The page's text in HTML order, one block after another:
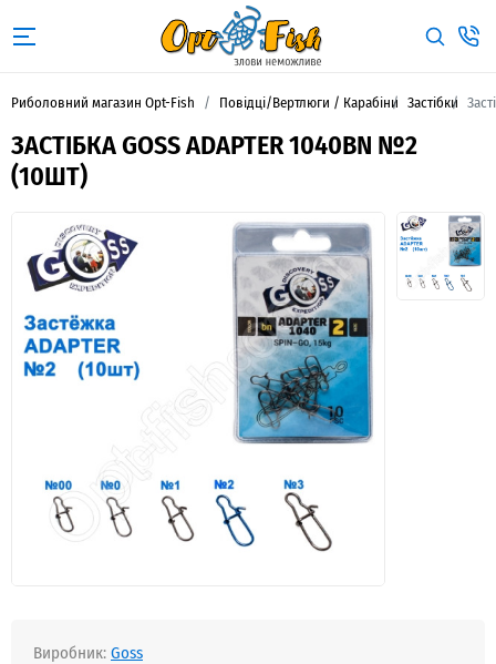
Риболовний магазин Opt-Fish Повідці/Вертлюги / Карабіни Застібки
ЗАСТІБКА GOSS ADAPTER 1040BN №2
(10ШТ)
Виробник:Goss